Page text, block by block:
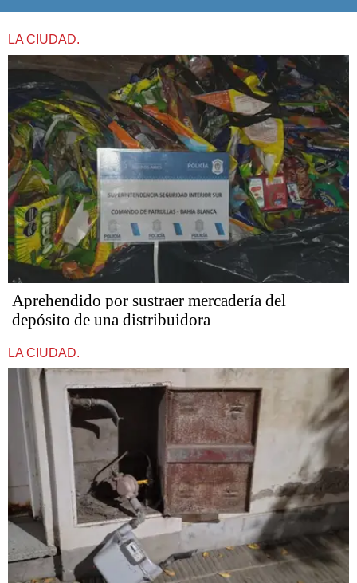
LA CIUDAD.
Aprehendido por sustraer mercadería del
depósito de una distribuidora
LA CIUDAD.